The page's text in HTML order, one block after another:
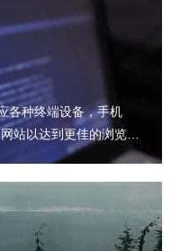
各种终端设备，手机
站以达到更佳的浏览效